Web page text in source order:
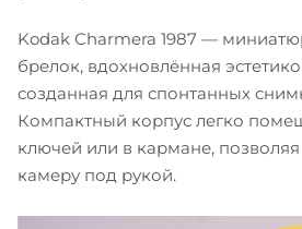
Kodak Charmera 1987 —
брелок, вдохновлённая
созданная для спонтанных
Компактный корпус легко
ключей или в кармане, позволяя
камеру под рукой.